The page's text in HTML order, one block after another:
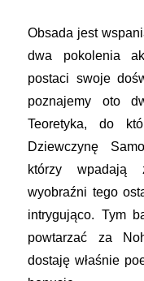
Obsada jest
dwa pokolenia
postaci swoje
poznajemy oto
Teoretyka, do
Dziewczynę
którzy wpadają
wyobraźni tego
intrygująco. Tym
powtarzać za
dostaję właśnie